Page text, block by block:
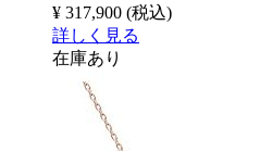
¥ 317,900 (税込)
詳しく見る
在庫あり